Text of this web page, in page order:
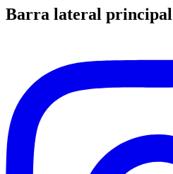
Barra lateral principal